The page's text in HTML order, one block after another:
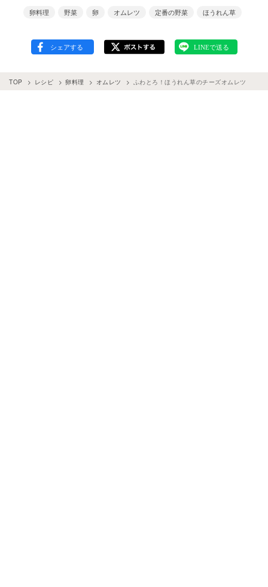
卵料理 野菜 卵 オムレツ 定番の野菜 ほうれん草
TOP レシピ 卵料理 オムレツ ふわとろ！ほうれん草のチーズオムレツ